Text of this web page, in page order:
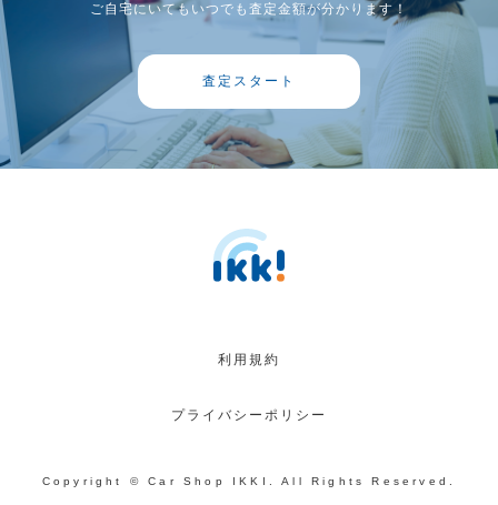
ご自宅にいてもいつでも査定金額が分かります！
査定スタート
利用規約
プライバシーポリシー
Copyright © Car Shop IKKI. All Rights Reserved.